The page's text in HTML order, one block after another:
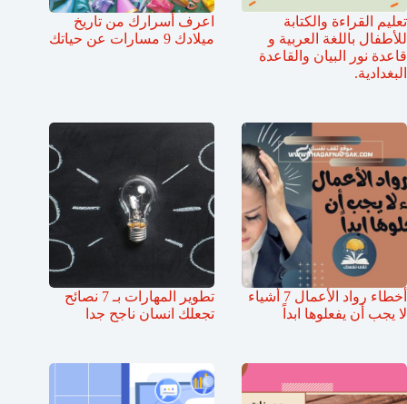
تعليم القراءة والكتابة
للأطفال باللغة العربية و
قاعدة نور البيان والقاعدة
البغدادية.
اعرف أسرارك من تاريخ
ميلادك 9 مسارات عن حياتك
أخطاء رواد الأعمال 7 أشياء
لا يجب أن يفعلوها ابداً
تطوير المهارات بـ 7 نصائح
تجعلك انسان ناجح جدا